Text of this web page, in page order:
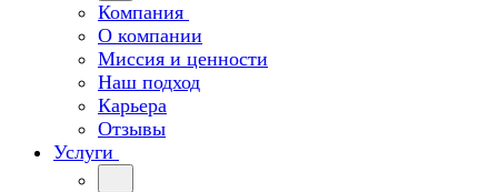
Компания
О компании
Миссия и ценности
Наш подход
Карьера
Отзывы
Услуги